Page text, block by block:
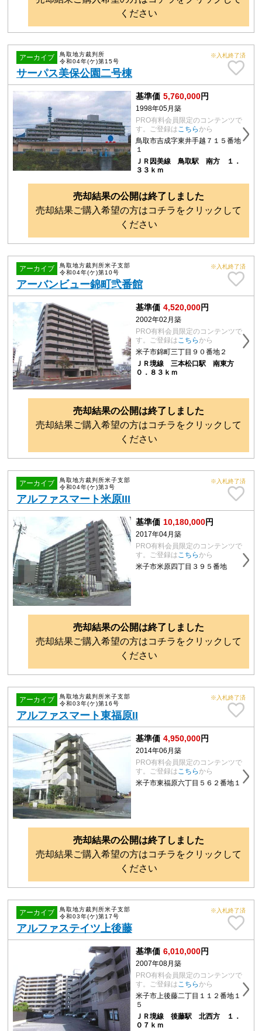
ください
アーカイブ
鳥取地方裁判所
令和04年(ケ)第15号
サーパス美保公園二号棟
※入札終了済
基準価 5,760,000円
1998年05月築
PRO有料会員限定のコンテンツで
す。ご登録はこちら から
鳥取市吉成字東井手越７１５番地
１
ＪＲ因美線 鳥取駅 南方 １．
３３ｋｍ
売却結果の公開は終了しました
売却結果ご購入希望の方はコチラをクリックして
ください
アーカイブ
鳥取地方裁判所米子支部
令和04年(ケ)第10号
アーバンビュー錦町弐番館
※入札終了済
基準価 4,520,000円
2002年02月築
PRO有料会員限定のコンテンツで
す。ご登録はこちら から
米子市錦町三丁目９０番地２
ＪＲ境線 三本松口駅 南東方
０．８３ｋｍ
売却結果の公開は終了しました
売却結果ご購入希望の方はコチラをクリックして
ください
アーカイブ
鳥取地方裁判所米子支部
令和04年(ケ)第3号
アルファスマート米原III
※入札終了済
基準価 10,180,000円
2017年04月築
PRO有料会員限定のコンテンツで
す。ご登録は こちら から
米子市米原四丁目３９５番地
売却結果の公開は終了しました
売却結果ご購入希望の方はコチラをクリックして
ください
アーカイブ
鳥取地方裁判所米子支部
令和03年(ケ)第16号
アルファスマート東福原II
※入札終了済
基準価 4,950,000円
2014年06月築
PRO有料会員限定のコンテンツで
す。ご登録はこちら から
米子市東福原六丁目５６２番地１
売却結果の公開は終了しました
売却結果ご購入希望の方はコチラをクリックして
ください
アーカイブ
鳥取地方裁判所米子支部
令和03年(ケ)第17号
アルファステイツ上後藤
※入札終了済
基準価 6,010,000円
2007年08月築
PRO有料会員限定のコンテンツで
す。ご登録はこちら から
米子市上後藤二丁目１１２番地１
５
ＪＲ境線 後藤駅 北西方 １．
０７ｋｍ